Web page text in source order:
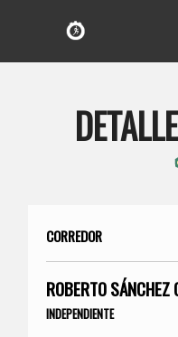
CORREDOR
ROBERTO SÁNCHEZ
INDEPENDIENTE